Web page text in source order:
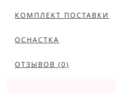
КОМПЛЕКТ ПОСТАВКИ
ОСНАСТКА
ОТЗЫВОВ (0)